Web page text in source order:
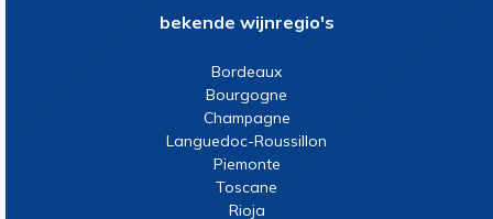
bekende wijnregio's
Bordeaux
Bourgogne
Champagne
Languedoc-Roussillon
Piemonte
Toscane
Rioja